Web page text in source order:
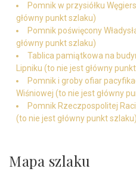
Pomnik w przysiółku
główny punkt szlaku)
Pomnik poświęcony
główny punkt szlaku)
Tablica pamiątkowa na
Lipniku (to nie jest główny
Pomnik i groby ofiar
Wiśniowej (to nie jest główny
Pomnik Rzeczpospolitej
(to nie jest główny punkt szlaku)
Mapa szlaku